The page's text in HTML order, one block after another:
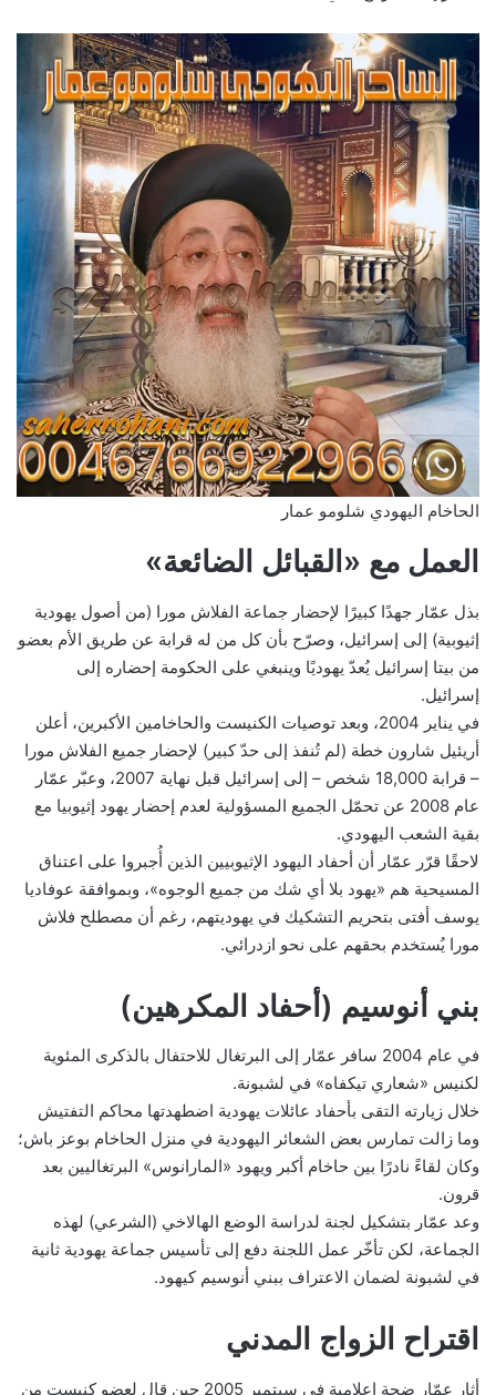
الحاخام اليهودي شلومو عمار
العمل مع «القبائل الضائعة»
بذل عمّار جهدًا كبيرًا لإحضار جماعة الفلاش مورا (من أصول يهودية
إثيوبية) إلى إسرائيل، وصرّح بأن كل من له قرابة عن طريق الأم بعضو
من بيتا إسرائيل يُعدّ يهوديًا وينبغي على الحكومة إحضاره إلى
إسرائيل.
في يناير 2004، وبعد توصيات الكنيست والحاخامين الأكبرين، أعلن
أريئيل شارون خطة (لم تُنفذ إلى حدّ كبير) لإحضار جميع الفلاش مورا
– قرابة 18,000 شخص – إلى إسرائيل قبل نهاية 2007، وعبّر عمّار
عام 2008 عن تحمّل الجميع المسؤولية لعدم إحضار يهود إثيوبيا مع
بقية الشعب اليهودي.
لاحقًا قرّر عمّار أن أحفاد اليهود الإثيوبيين الذين أُجبروا على اعتناق
المسيحية هم «يهود بلا أي شك من جميع الوجوه»، وبموافقة عوفاديا
يوسف أفتى بتحريم التشكيك في يهوديتهم، رغم أن مصطلح فلاش
مورا يُستخدم بحقهم على نحو ازدرائي.
بني أنوسيم (أحفاد المكرهين)
في عام 2004 سافر عمّار إلى البرتغال للاحتفال بالذكرى المئوية
لكنيس «شعاري تيكفاه» في لشبونة.
خلال زيارته التقى بأحفاد عائلات يهودية اضطهدتها محاكم التفتيش
وما زالت تمارس بعض الشعائر اليهودية في منزل الحاخام بوعز باش؛
وكان لقاءً نادرًا بين حاخام أكبر ويهود «المارانوس» البرتغاليين بعد
قرون.
وعد عمّار بتشكيل لجنة لدراسة الوضع الهالاخي (الشرعي) لهذه
الجماعة، لكن تأخّر عمل اللجنة دفع إلى تأسيس جماعة يهودية ثانية
في لشبونة لضمان الاعتراف ببني أنوسيم كيهود.
اقتراح الزواج المدني
أثار عمّار ضجة إعلامية في سبتمبر 2005 حين قال لعضو كنيست من